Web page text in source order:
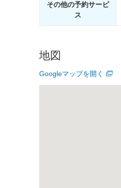
その他の予約サービ
ス
地図
Googleマップを開く